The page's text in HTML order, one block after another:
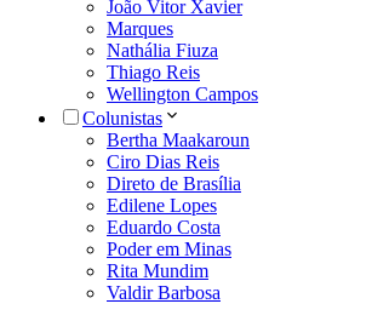
João Vitor Xavier
Marques
Nathália Fiuza
Thiago Reis
Wellington Campos
Colunistas
Bertha Maakaroun
Ciro Dias Reis
Direto de Brasília
Edilene Lopes
Eduardo Costa
Poder em Minas
Rita Mundim
Valdir Barbosa